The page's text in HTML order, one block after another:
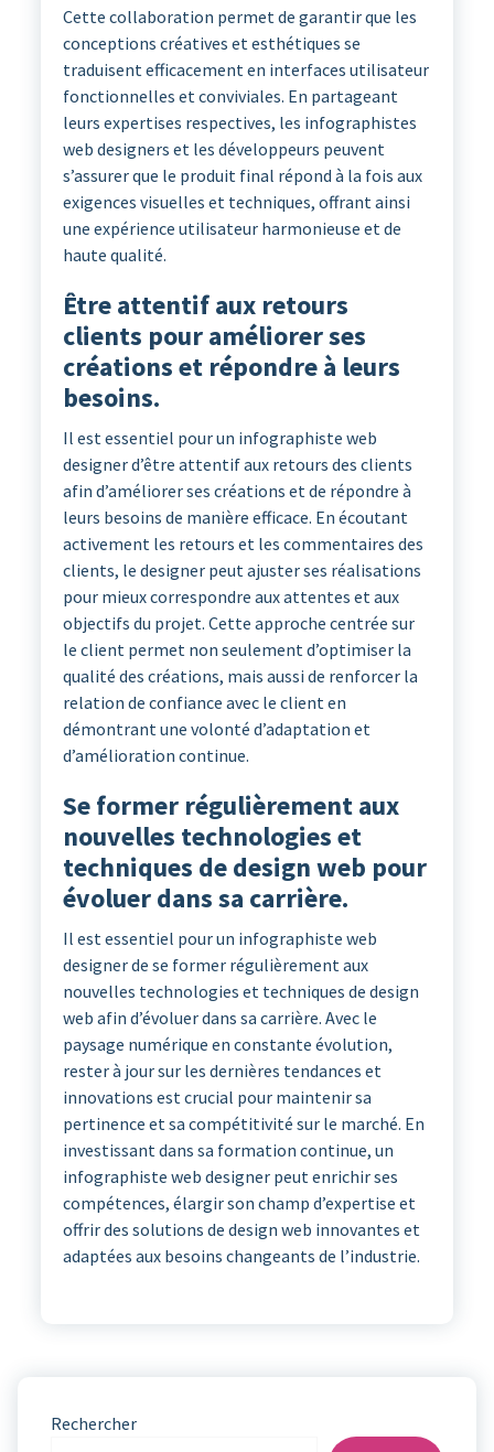
Cette collaboration permet de garantir que les
conceptions créatives et esthétiques se
traduisent efficacement en interfaces utilisateur
fonctionnelles et conviviales. En partageant
leurs expertises respectives, les infographistes
web designers et les développeurs peuvent
s’assurer que le produit final répond à la fois aux
exigences visuelles et techniques, offrant ainsi
une expérience utilisateur harmonieuse et de
haute qualité.
Être attentif aux retours
clients pour améliorer ses
créations et répondre à leurs
besoins.
Il est essentiel pour un infographiste web
designer d’être attentif aux retours des clients
afin d’améliorer ses créations et de répondre à
leurs besoins de manière efficace. En écoutant
activement les retours et les commentaires des
clients, le designer peut ajuster ses réalisations
pour mieux correspondre aux attentes et aux
objectifs du projet. Cette approche centrée sur
le client permet non seulement d’optimiser la
qualité des créations, mais aussi de renforcer la
relation de confiance avec le client en
démontrant une volonté d’adaptation et
d’amélioration continue.
Se former régulièrement aux
nouvelles technologies et
techniques de design web pour
évoluer dans sa carrière.
Il est essentiel pour un infographiste web
designer de se former régulièrement aux
nouvelles technologies et techniques de design
web afin d’évoluer dans sa carrière. Avec le
paysage numérique en constante évolution,
rester à jour sur les dernières tendances et
innovations est crucial pour maintenir sa
pertinence et sa compétitivité sur le marché. En
investissant dans sa formation continue, un
infographiste web designer peut enrichir ses
compétences, élargir son champ d’expertise et
offrir des solutions de design web innovantes et
adaptées aux besoins changeants de l’industrie.
Rechercher